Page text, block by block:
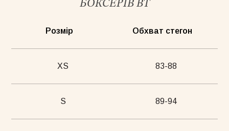
БОКСЕРІВ BT
Розмір Обхват стегон
XS 83-88
S 89-94